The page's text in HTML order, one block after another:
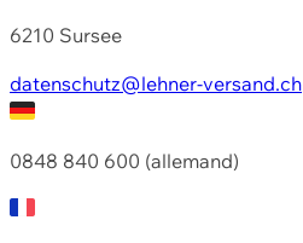
6210 Sursee
datenschutz@lehner-versand.ch
0848 840 600 (allemand)